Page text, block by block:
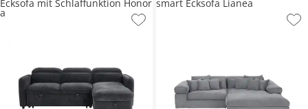
Ecksofa mit Schlaffunktion Honor
a
smart Ecksofa Lianea